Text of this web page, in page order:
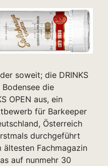
soweit; die DRINKS
die
OPEN aus, ein
für Barkeeper
Österreich
durchgeführt
ältesten Fachmagazin
auf nunmehr 30